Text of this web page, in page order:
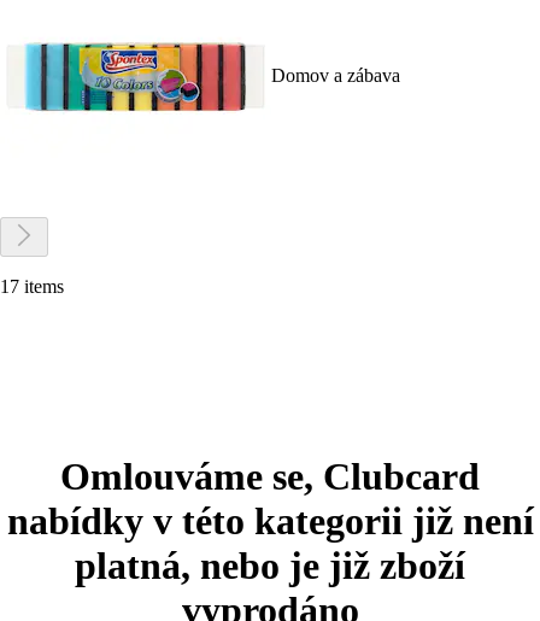
Domov a zábava
17 items
Omlouváme se, Clubcard
nabídky v této kategorii již není
platná, nebo je již zboží
vyprodáno